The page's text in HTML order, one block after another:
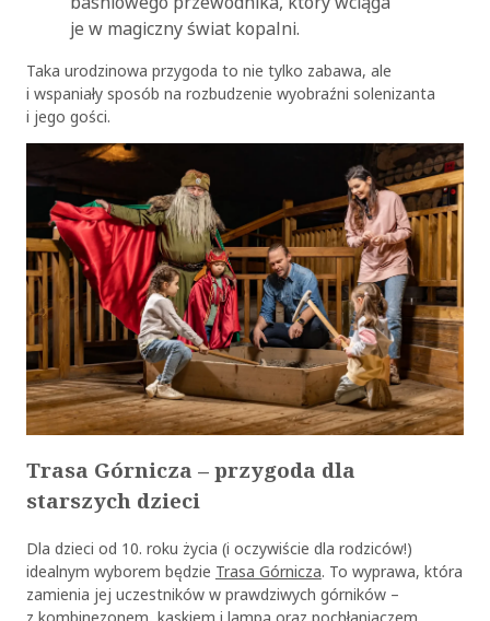
je w magiczny świat kopalni.
Taka urodzinowa przygoda to nie tylko zabawa, ale
i wspaniały sposób na rozbudzenie wyobraźni solenizanta
i jego gości.
Trasa Górnicza – przygoda dla
starszych dzieci
Dla dzieci od 10. roku życia (i oczywiście dla rodziców!)
idealnym wyborem będzie Trasa Górnicza. To wyprawa, która
zamienia jej uczestników w prawdziwych górników –